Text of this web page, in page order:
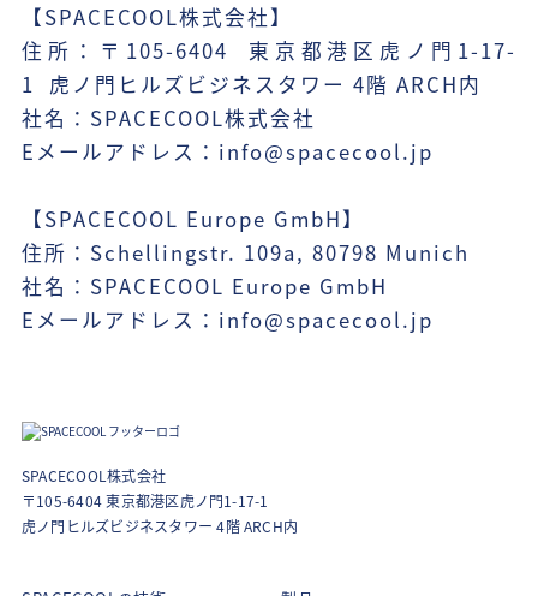
【SPACECOOL株式会社】
住所：〒105-6404 東京都港区虎ノ門1-17-
1 虎ノ門ヒルズビジネスタワー 4階 ARCH内
社名：SPACECOOL株式会社
Eメールアドレス：info@spacecool.jp
【SPACECOOL Europe GmbH】
住所：Schellingstr. 109a, 80798 Munich
社名：SPACECOOL Europe GmbH
Eメールアドレス：info@spacecool.jp
SPACECOOL株式会社
〒105-6404 東京都港区虎ノ門1-17-1
虎ノ門ヒルズビジネスタワー 4階 ARCH内